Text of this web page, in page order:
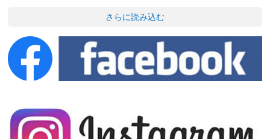
さらに読み込む